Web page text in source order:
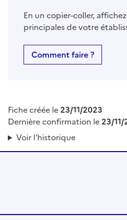
En un copier-coller,
principales de votre
Comment faire ?
Fiche créée le23/11/2023
Dernière confirmation le23/11/
Voir l'historique